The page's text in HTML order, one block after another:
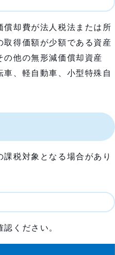
却費が法人税法または所
得価額が少額である資産
他の無形減価償却資産
、軽自動車、小型特殊自
税対象となる場合があり
ください。